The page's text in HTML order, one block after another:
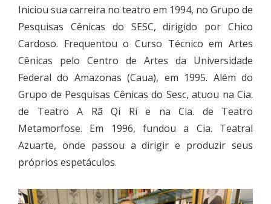
Iniciou sua carreira no teatro em 1994, no Grupo de
Pesquisas Cênicas do SESC, dirigido por Chico
Cardoso. Frequentou o Curso Técnico em Artes
Cênicas pelo Centro de Artes da Universidade
Federal do Amazonas (Caua), em 1995. Além do
Grupo de Pesquisas Cênicas do Sesc, atuou na Cia.
de Teatro A Rã Qi Ri e na Cia. de Teatro
Metamorfose. Em 1996, fundou a Cia. Teatral
Azuarte, onde passou a dirigir e produzir seus
próprios espetáculos.